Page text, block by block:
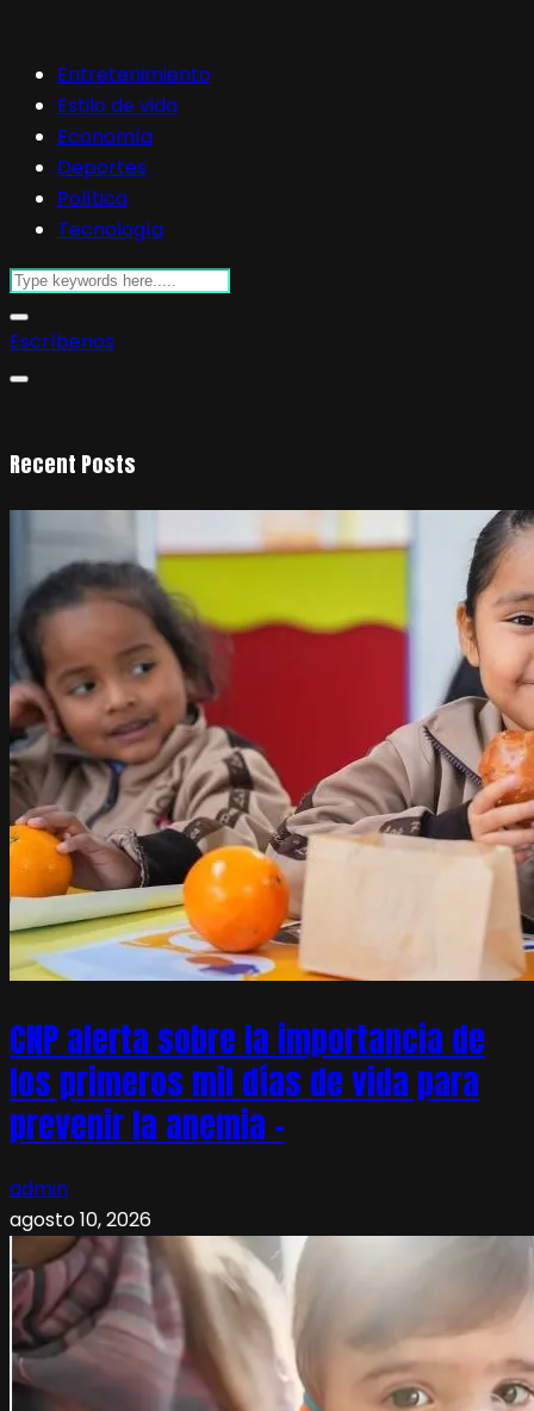
Entretenimiento
Estilo de vida
Economía
Deportes
Política
Tecnología
Escríbenos
Recent Posts
CNP alerta sobre la importancia de
los primeros mil días de vida para
prevenir la anemia –
admin
agosto 10, 2026